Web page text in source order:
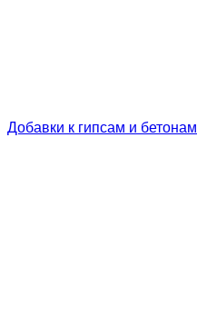
Добавки к гипсам и бетонам